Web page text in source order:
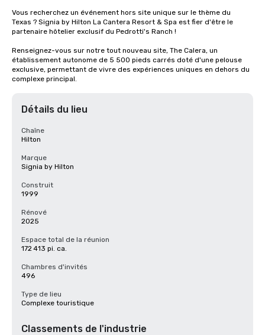
Vous recherchez un événement hors site unique sur le thème du
Texas ? Signia by Hilton La Cantera Resort & Spa est fier d'être le
partenaire hôtelier exclusif du Pedrotti's Ranch !
Renseignez-vous sur notre tout nouveau site, The Calera, un
établissement autonome de 5 500 pieds carrés doté d'une pelouse
exclusive, permettant de vivre des expériences uniques en dehors du
complexe principal.
Détails du lieu
Chaîne
Hilton
Marque
Signia by Hilton
Construit
1999
Rénové
2025
Espace total de la réunion
172 413 pi. ca.
Chambres d'invités
496
Type de lieu
Complexe touristique
Classements de l'industrie